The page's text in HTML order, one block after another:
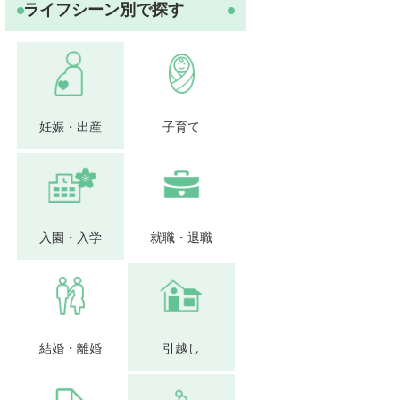
ライフシーン別で探す
妊娠・出産 子育て
入園・入学 就職・退職
結婚・離婚 引越し